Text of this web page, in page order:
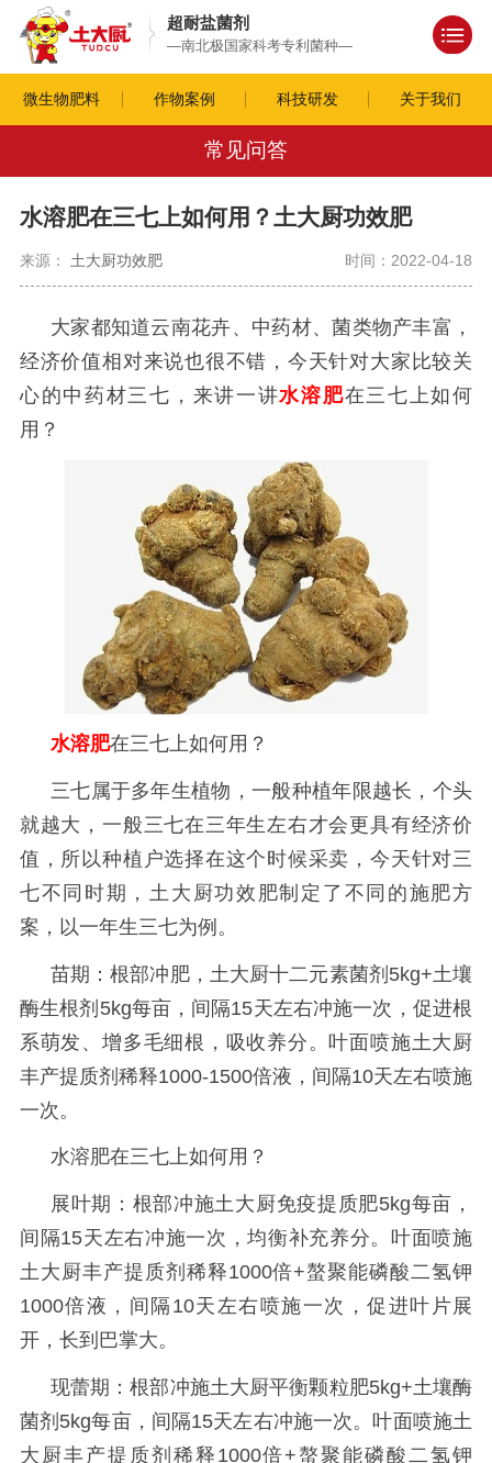
超耐盐菌剂
—南北极国家科考专利菌种—
微生物肥料 作物案例 科技研发 关于我们
常见问答
水溶肥在三七上如何用？土大厨功效肥
来源： 土大厨功效肥 时间：2022-04-18
大家都知道云南花卉、中药材、菌类物产丰富，
经济价值相对来说也很不错，今天针对大家比较关
心的中药材三七，来讲一讲水溶肥在三七上如何
用？
水溶肥在三七上如何用？
三七属于多年生植物，一般种植年限越长，个头
就越大，一般三七在三年生左右才会更具有经济价
值，所以种植户选择在这个时候采卖，今天针对三
七不同时期，土大厨功效肥制定了不同的施肥方
案，以一年生三七为例。
苗期：根部冲肥，土大厨十二元素菌剂 5kg+土壤
酶生根剂5kg每亩，间隔15天左右冲施一次，促进根
系萌发、增多毛细根，吸收养分。叶面喷施土大厨
丰产提质剂稀释1000-1500倍液，间隔10天左右喷施
一次。
水溶肥在三七上如何用？
展叶期：根部冲施土大厨免疫提质肥5kg每亩，
间隔15天左右冲施一次，均衡补充养分。叶面喷施
土大厨丰产提质剂稀释1000倍+螯聚能磷酸二氢钾
1000倍液，间隔10天左右喷施一次，促进叶片展
开，长到巴掌大。
现蕾期：根部冲施土大厨平衡颗粒肥5kg+土壤酶
菌剂5kg每亩，间隔15天左右冲施一次。叶面喷施土
大厨丰产提质剂稀释1000倍+螯聚能磷酸二氢钾